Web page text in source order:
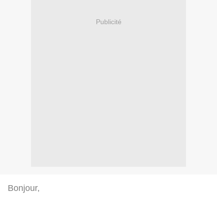
Publicité
Bonjour,